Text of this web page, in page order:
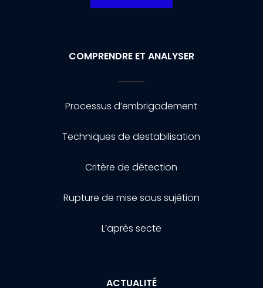
COMPRENDRE ET ANALYSER
Processus d’embrigadement
Techniques de destabilisation
Critère de détection
Rupture de mise sous sujétion
L’après secte
ACTUALITÉ